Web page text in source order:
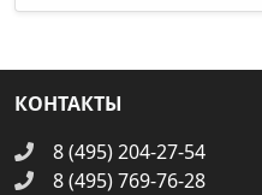
КОНТАКТЫ
8 (495) 204-27-54
8 (495) 769-76-28